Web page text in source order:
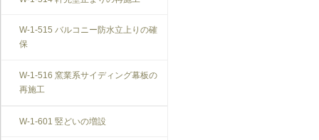
W-1-515 バルコニー防水立上りの確
保
W-1-516 窯業系サイディング幕板の
再施工
W-1-601 竪どいの増設